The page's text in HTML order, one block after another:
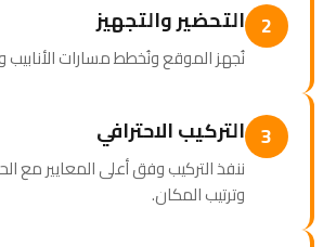
2 التحضير والتجهيز
نُجهز الموقع ونُخطط مسارات الأنابيب
3 التركيب الاحترافي
ننفذ التركيب وفق أعلى المعايير مع
وترتيب المكان.